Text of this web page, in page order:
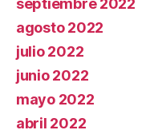
septiembre 2022
agosto 2022
julio 2022
junio 2022
mayo 2022
abril 2022